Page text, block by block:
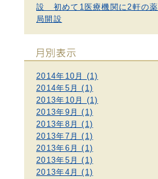
設 初めて1医療機関に2軒の薬
局開設
2014年10月 (1)
2014年5月 (1)
2013年10月 (1)
2013年9月 (1)
2013年8月 (1)
2013年7月 (1)
2013年6月 (1)
2013年5月 (1)
2013年4月 (1)